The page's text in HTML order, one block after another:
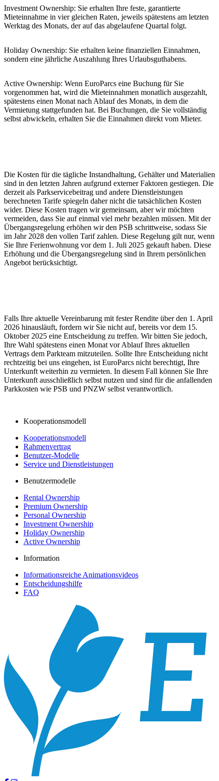
Investment Ownership: Sie erhalten Ihre feste, garantierte
Mieteinnahme in vier gleichen Raten, jeweils spätestens am letzten
Werktag des Monats, der auf das abgelaufene Quartal folgt.
Holiday Ownership: Sie erhalten keine finanziellen Einnahmen,
sondern eine jährliche Auszahlung Ihres Urlaubsguthabens.
Active Ownership: Wenn EuroParcs eine Buchung für Sie
vorgenommen hat, wird die Mieteinnahmen monatlich ausgezahlt,
spätestens einen Monat nach Ablauf des Monats, in dem die
Vermietung stattgefunden hat. Bei Buchungen, die Sie vollständig
selbst abwickeln, erhalten Sie die Einnahmen direkt vom Mieter.
Die Kosten für die tägliche Instandhaltung, Gehälter und Materialien
sind in den letzten Jahren aufgrund externer Faktoren gestiegen. Die
derzeit als Parkservicebeitrag und andere Dienstleistungen
berechneten Tarife spiegeln daher nicht die tatsächlichen Kosten
wider. Diese Kosten tragen wir gemeinsam, aber wir möchten
vermeiden, dass Sie auf einmal viel mehr bezahlen müssen. Mit der
Übergangsregelung erhöhen wir den PSB schrittweise, sodass Sie
im Jahr 2028 den vollen Tarif zahlen. Diese Regelung gilt nur, wenn
Sie Ihre Ferienwohnung vor dem 1. Juli 2025 gekauft haben. Diese
Erhöhung und die Übergangsregelung sind in Ihrem persönlichen
Angebot berücksichtigt.
Falls Ihre aktuelle Vereinbarung mit fester Rendite über den 1. April
2026 hinausläuft, fordern wir Sie nicht auf, bereits vor dem 15.
Oktober 2025 eine Entscheidung zu treffen. Wir bitten Sie jedoch,
Ihre Wahl spätestens einen Monat vor Ablauf Ihres aktuellen
Vertrags dem Parkteam mitzuteilen. Sollte Ihre Entscheidung nicht
rechtzeitig bei uns eingehen, ist EuroParcs nicht berechtigt, Ihre
Unterkunft weiterhin zu vermieten. In diesem Fall können Sie Ihre
Unterkunft ausschließlich selbst nutzen und sind für die anfallenden
Parkkosten wie PSB und PNZW selbst verantwortlich.
Kooperationsmodell
Kooperationsmodell
Rahmenvertrag
Benutzer-Modelle
Service und Dienstleistungen
Benutzermodelle
Rental Ownership
Premium Ownership
Personal Ownership
Investment Ownership
Holiday Ownership
Active Ownership
Information
Informationsreiche Animationsvideos
Entscheidungshilfe
FAQ